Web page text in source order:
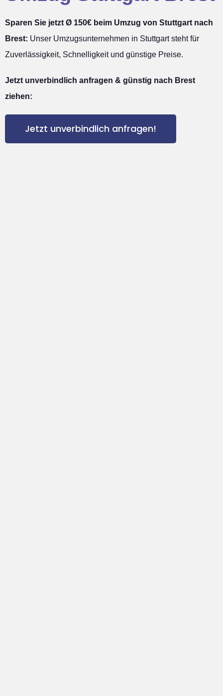
Sparen Sie jetzt Ø 150€ beim Umzug von Stuttgart nach
Brest: Unser Umzugsunternehmen in Stuttgart steht für
Zuverlässigkeit, Schnelligkeit und günstige Preise.
Jetzt unverbindlich anfragen & günstig nach Brest
ziehen:
Jetzt unverbindlich anfragen!